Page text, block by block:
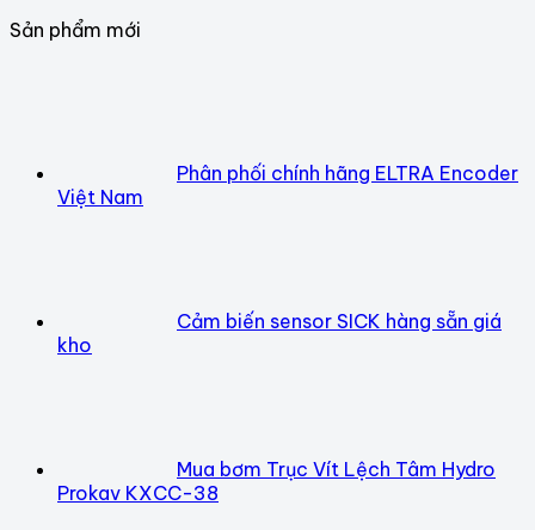
Sản phẩm mới
Phân phối chính hãng ELTRA Encoder
Việt Nam
Cảm biến sensor SICK hàng sẵn giá
kho
Mua bơm Trục Vít Lệch Tâm Hydro
Prokav KXCC-38